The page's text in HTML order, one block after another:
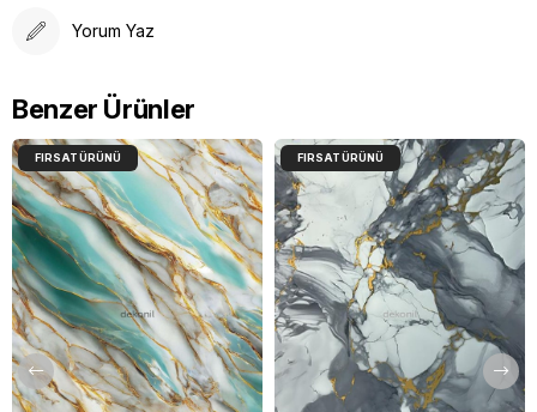
Yorum Yaz
Benzer Ürünler
FIRSAT ÜRÜNÜ FIRSAT ÜRÜNÜ